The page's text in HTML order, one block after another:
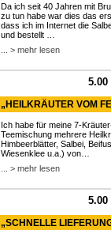
Da ich seit 40 Jahren mit
zu tun habe war dies das
dass ich im Internet die
und bestellt …
... > mehr lesen
5.00
„HEILKRÄUTER VOM
Ich habe für meine 7-
Teemischung mehrere
Himbeerblätter, Salbei,
Wiesenklee u.a.) von…
... > mehr lesen
5.00
„SCHNELLE